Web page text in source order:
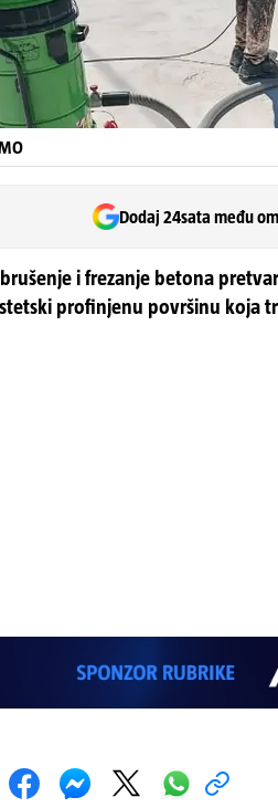
Dodaj 24sata među
i frezanje betona
profinjenu površinu koja